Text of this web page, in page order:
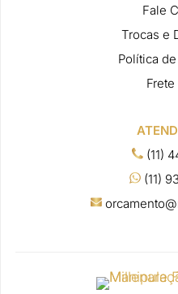
Fale
Trocas e
Política
(11)
(11)